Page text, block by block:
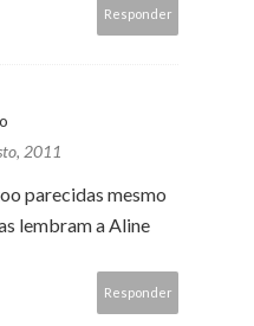
Responder
2011
parecidas mesmo
lembram a Aline
Responder